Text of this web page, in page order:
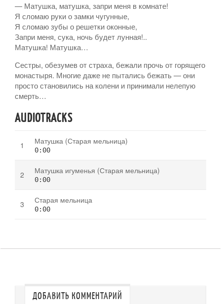
— Матушка, матушка, запри меня в комнате!
Я сломаю руки о замки чугунные,
Я сломаю зубы о решетки оконные,
Запри меня, сука, ночь будет лунная!..
Матушка! Матушка…
Сестры, обезумев от страха, бежали прочь от горящего
монастыря. Многие даже не пытались бежать — они
просто становились на колени и принимали нелепую
смерть…
AUDIOTRACKS
Матушка (Старая мельница)
0:00
Матушка игуменья (Старая мельница)
0:00
Старая мельница
0:00
ДОБАВИТЬ КОММЕНТАРИЙ